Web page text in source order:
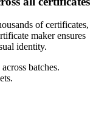
of certificates,
maker ensures
identity.
batches.